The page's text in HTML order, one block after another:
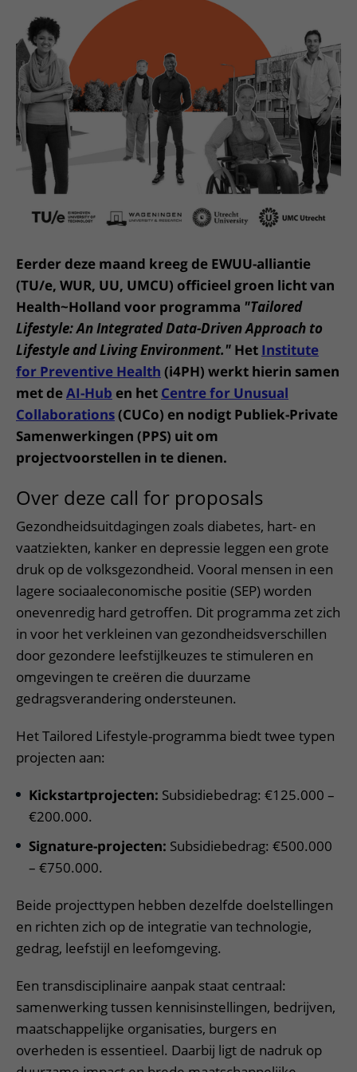
Onderzoeken en diagnostiek
Het Wilhelmina Kinderziekenhuis
Wachttijden
Bezoektijden
Wijzigen patiëntgegevens
Mijn UMC Utrecht patiëntportaal
Faciliteiten en voorzieningen
Bezoekregels
Kwaliteit en veiligheid
Route naar het ziekenhuis
Parkeren
Wegwijs in het ziekenhuis
Contact met polikliniek
Contact met verpleegafdeling
Het Wilhelmina Kinderziekenhuis
Teleconsult aanvragen
Diagnostiek aanvragen
Zorgverlenersportaal
Over UMC Utrecht
Research
Onderwijs
Werken bij het UMC Utrecht
Eerder deze maand kreeg de EWUU-alliantie
(TU/e, WUR, UU, UMCU) officieel groen licht van
Health~Holland voor programma "Tailored
Lifestyle: An Integrated Data-Driven Approach to
Lifestyle and Living Environment." Het Institute
for Preventive Health (i4PH) werkt hierin samen
met deAI-Hub en het Centre for Unusual
Collaborations(CUCo) en nodigt Publiek-Private
Samenwerkingen (PPS) uit om
projectvoorstellen in te dienen.
Over deze call for proposals
Gezondheidsuitdagingen zoals diabetes, hart- en
vaatziekten, kanker en depressie leggen een grote
druk op de volksgezondheid. Vooral mensen in een
lagere sociaaleconomische positie (SEP) worden
onevenredig hard getroffen. Dit programma zet zich
in voor het verkleinen van gezondheidsverschillen
door gezondere leefstijlkeuzes te stimuleren en
omgevingen te creëren die duurzame
gedragsverandering ondersteunen.
Het Tailored Lifestyle-programma biedt twee typen
projecten aan:
Kickstartprojecten: Subsidiebedrag: €125.000 –
€200.000.
Signature-projecten: Subsidiebedrag: €500.000
– €750.000.
Beide projecttypen hebben dezelfde doelstellingen
en richten zich op de integratie van technologie,
gedrag, leefstijl en leefomgeving.
Een transdisciplinaire aanpak staat centraal:
samenwerking tussen kennisinstellingen, bedrijven,
maatschappelijke organisaties, burgers en
overheden is essentieel. Daarbij ligt de nadruk op